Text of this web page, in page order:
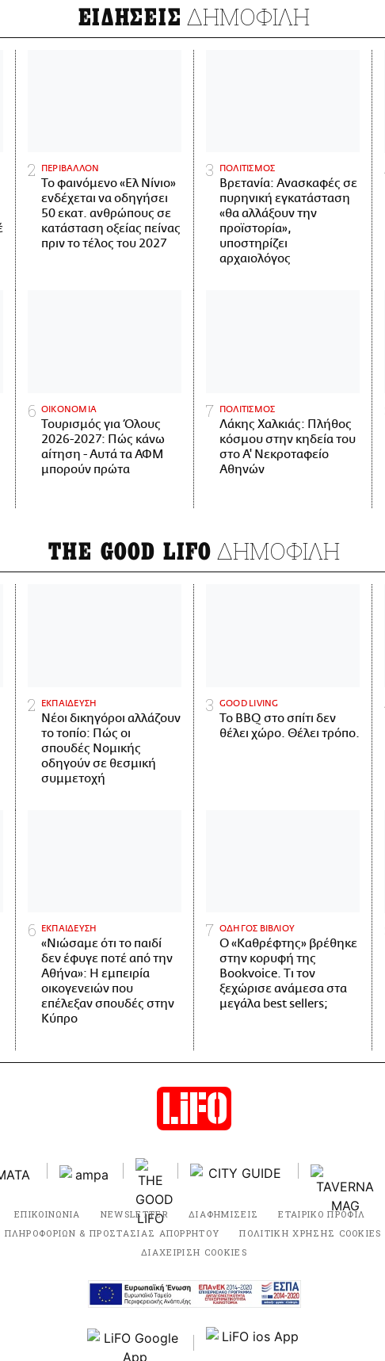
ΕΙΔΗΣΕΙΣ ΔΗΜΟΦΙΛΗ
ΠΕΡΙΒΑΛΛΟΝ
Το φαινόμενο «Ελ Νίνιο»
ενδέχεται να οδηγήσει
50 εκατ. ανθρώπους σε
κατάσταση οξείας πείνας
πριν το τέλος του 2027
ΠΟΛΙΤΙΣΜΟΣ
Βρετανία: Ανασκαφές σε
πυρηνική εγκατάσταση
«θα αλλάξουν την
προϊστορία»,
υποστηρίζει
αρχαιολόγος
ΟΙΚΟΝΟΜΙΑ
Τουρισμός για Όλους
2026-2027: Πώς κάνω
αίτηση - Αυτά τα ΑΦΜ
μπορούν πρώτα
ΠΟΛΙΤΙΣΜΟΣ
Λάκης Χαλκιάς: Πλήθος
κόσμου στην κηδεία του
στο Α' Νεκροταφείο
Αθηνών
THE GOOD LIFO ΔΗΜΟΦΙΛΗ
ΕΚΠΑΙΔΕΥΣΗ
Νέοι δικηγόροι αλλάζουν
το τοπίο: Πώς οι
σπουδές Νομικής
οδηγούν σε θεσμική
συμμετοχή
GOOD LIVING
Το BBQ στο σπίτι δεν
θέλει χώρο. Θέλει τρόπο.
ΕΚΠΑΙΔΕΥΣΗ
«Νιώσαμε ότι το παιδί
δεν έφυγε ποτέ από την
Αθήνα»: Η εμπειρία
οικογενειών που
επέλεξαν σπουδές στην
Κύπρο
ΟΔΗΓΟΣ ΒΙΒΛΙΟΥ
Ο «Καθρέφτης» βρέθηκε
στην κορυφή της
Bookvoice. Τι τον
ξεχώρισε ανάμεσα στα
μεγάλα best sellers;
ΕΠΙΚΟΙΝΩΝΙΑ NEWSLETTER ΔΙΑΦΗΜΙΣΕΙΣ ΕΤΑΙΡΙΚΟ ΠΡΟΦΙΛ
& ΠΡΟΣΤΑΣΙΑΣ ΑΠΟΡΡΗΤΟΥ
ΠΟΛΙΤΙΚΗ ΧΡΗΣΗΣ COOKIES
ΔΙΑΧΕΙΡΙΣΗ COOKIES